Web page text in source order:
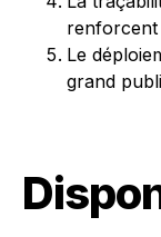
renforcent
Le
grand